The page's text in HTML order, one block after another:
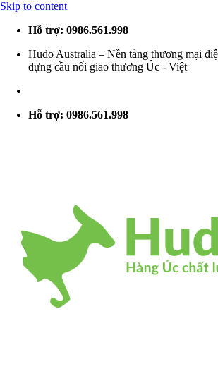
Skip to content
Hỗ trợ: 0986.561.998
Hudo Australia – Nền tảng thương mại
dựng cầu nối giao thương Úc - Việt
Hỗ trợ: 0986.561.998